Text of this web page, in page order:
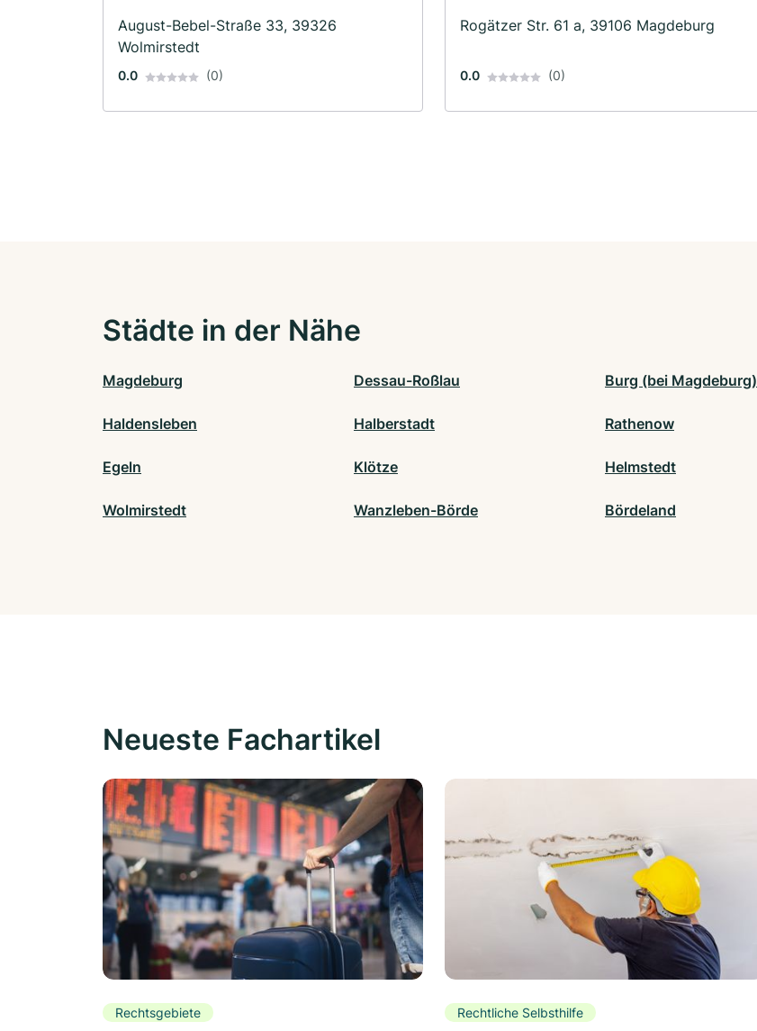
August-Bebel-Straße 33, 39326
Wolmirstedt
0.0 (0)
Rogätzer Str. 61 a, 39106 Magdeburg
0.0 (0)
Städte in der Nähe
Magdeburg Dessau-Roßlau Burg (bei Magdeburg)
Haldensleben Halberstadt Rathenow
Egeln Klötze Helmstedt
Wolmirstedt Wanzleben-Börde Bördeland
Neueste Fachartikel
Rechtsgebiete Rechtliche Selbsthilfe